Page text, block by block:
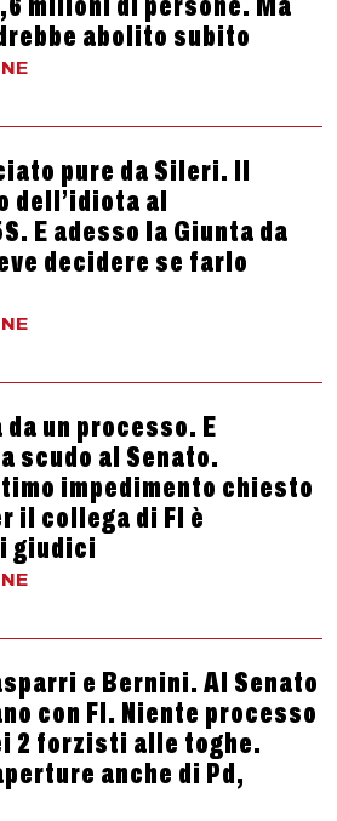
abolito subito
pure da Sileri. Il
dell’idiota al
E adesso la Giunta da
decidere se farlo
un processo. E
scudo al Senato.
impedimento chiesto
il collega di FI è
giudici
e Bernini. Al Senato
con FI. Niente processo
2 forzisti alle toghe.
anche di Pd,